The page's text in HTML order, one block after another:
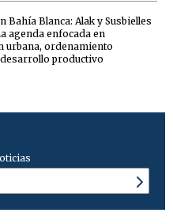
Bahía Blanca: Alak y Susbielles
agenda enfocada en
urbana, ordenamiento
productivo